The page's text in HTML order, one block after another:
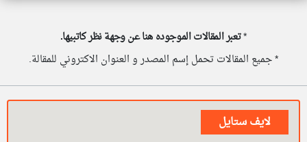
*تعبر المقالات الموجوده هنا عن وجهة نظر كاتبيها.
* جميع المقالات تحمل إسم المصدر و العنوان الاكتروني للمقالة.
لايف ستايل